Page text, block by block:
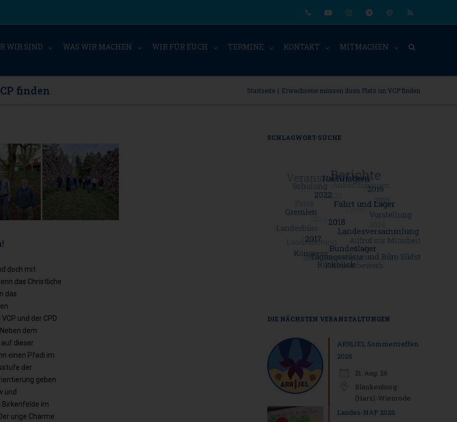
WIR SIND WAS WIR MACHEN WIR FÜR EUCH TERMINE KONTAKT MITMACHEN
finden Startseite | Erwachsene müssen ihren Platz im VCP finden
doch mit
das Christliche
das
und der CPD
dem
dieser
einen Pfadi im
der
geben
und
Birkenfelde im
urige Charme
SCHLAGWORT-SUCHE
DIE NÄCHSTEN VERANSTALTUNGEN
ARR|JEL Sommertreffen
2026
21. Aug. 26
Blankenburg
(Harz)-Wienrode
Landes-NAP 2026